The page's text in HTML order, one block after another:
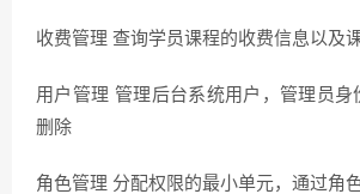
收费管理 查询学员课程的收费信息以及
用户管理 管理后台系统用户，管理员身
删除
角色管理 分配权限的最小单元，通过角